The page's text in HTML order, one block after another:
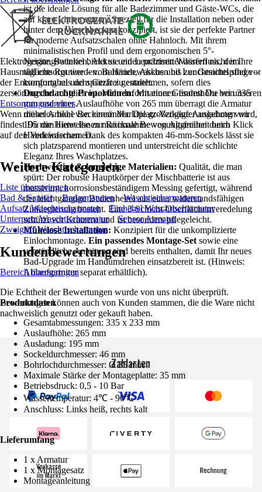
ist die ideale Lösung für alle Badezimmer und Gäste-WCs, die
auf klare Linien setzen. Speziell für die Installation neben oder
hinter dem Waschbecken konzipiert, ist sie der perfekte Partner
für moderne Aufsatzschalen ohne Hahnloch. Mit ihrem
minimalistischen Profil und dem ergonomischen 5°-
Neigungswinkel bietet sie einen präzisen Wasserfluss, der Ihre
tägliche Routine – vom Händewaschen bis zur Gesichtspflege –
komfortabel und spritzfrei gestaltet.
Durchdachte Proportionen:Mit einer Gesamthöhe von 335
mm und einer Auslaufhöhe von 265 mm überragt die Armatur
mühelos hohe Beckenränder. Die großzügige Ausladung von
195 mm bietet Ihnen maximale Bewegungsfreiheit beim
Händewaschen. Dank des kompakten 46-mm-Sockels lässt sie
sich platzsparend montieren und unterstreicht die schlichte
Eleganz Ihres Waschplatzes.
Hochwertige & langlebige Materialien: Qualität, die man
spürt: Der robuste Hauptkörper der Mischbatterie ist aus
massivem, korrosionsbeständigem Messing gefertigt, während
der leichtgängige Bedienhebel aus einer widerstandsfähigen
Zinklegierung besteht. Eine 3-Schicht-Oberflächenveredelung
schützt vor Kratzern und ist besonders pflegeleicht.
Mühelose Installation: Konzipiert für die unkomplizierte
Einlochmontage. Ein passendes Montage-Set sowie eine
verständliche Anleitung sind bereits enthalten, damit Ihr neues
Bad-Upgrade im Handumdrehen einsatzbereit ist. (Hinweis:
Ablaufgarnitur separat erhältlich).
Produktdaten
Gesamtabmessungen: 335 x 233 mm
Auslaufhöhe: 265 mm
Ausladung: 195 mm
Sockeldurchmesser: 46 mm
Bohrlochdurchmesser: Ø 35 mm
Maximale Stärke der Montageplatte: 35 mm
Betriebsdruck: 0,5 - 10 Bar
Wassertemperatur: 4℃ - 90℃
Anschluss: Links heiß, rechts kalt
Lieferumfang
1 x Armatur
1 x Montagesatz
Montageanleitung
Elektrogeräte, Batterien, Akkus und Leuchtmittel dürfen nicht im
Hausmüll entsorgt werden. Batterien, Akkus und Leuchtmittel sind vor
der Entsorgung aus dem Gerät zu entnehmen, sofern dies
zerstörungsfrei möglich ist. Mehr Informationen findest Du bei unseren
Entsorgungsservices.
Wenn dieser Artikel von einem Marktplatz-Verkäufer angeboten wird,
findest Du die Hinweise zur Rücknahme von Altgeräten durch Klick
auf den Verkäufernamen.
Weitere Kategorien
Liste überspringen
Bad & Sanitär
Badarmaturen
Waschtischarmaturen
Aufsatz Waschtischarmatur
Einhebel Waschtischarmatur
Unterputz Waschtischarmatur
Sensor Armatur
Zweigriff Waschtischarmatur
Kundenbewertungen
Bereich überspringen
Die Echtheit der Bewertungen wurde von uns nicht überprüft.
Bewertungen können auch von Kunden stammen, die die Ware nicht
nachweislich genutzt oder gekauft haben.
Zahlarten